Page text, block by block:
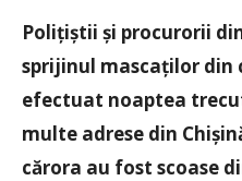
Polițiștii și procurorii
sprijinul mascaților din
efectuat noaptea
multe adrese din
cărora au fost scoase